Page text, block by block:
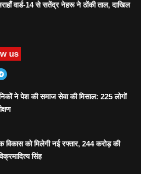
वार्ड-14 से सतेंद्र नेहरू ने ठोंकी ताल, दाखिल
us
ने पेश की समाज सेवा की मिसाल: 225 लोगों
को मिलेगी नई रफ्तार, 244 करोड़ की
सिंह